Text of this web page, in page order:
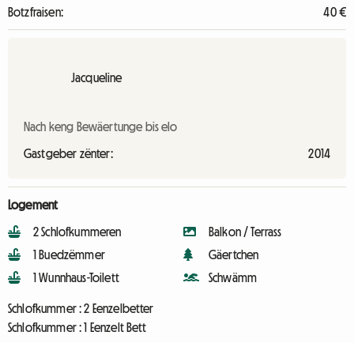
Botzfraisen:
40 €
Jacqueline
Nach keng Bewäertunge bis elo
Gastgeber zënter: 2014
Logement
2 Schlofkummeren
1 Buedzëmmer
1 Wunnhaus-Toilett
Balkon / Terrass
Gäertchen
Schwämm
Schlofkummer :2 Eenzelbetter
Schlofkummer :1 Eenzelt Bett